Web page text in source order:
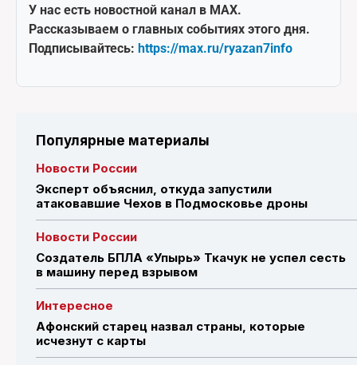
У нас есть новостной канал в MAX.
Рассказываем о главных событиях этого дня.
Подписывайтесь: https://max.ru/ryazan7info
Популярные материалы
Новости России
Эксперт объяснил, откуда запустили
атаковавшие Чехов в Подмосковье дроны
Новости России
Создатель БПЛА «Упырь» Ткачук не успел сесть
в машину перед взрывом
Интересное
Афонский старец назвал страны, которые
исчезнут с карты